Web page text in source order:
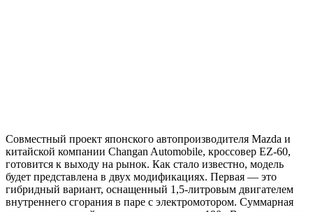
Совместный проект японского автопроизводителя Mazda и
китайской компании Changan Automobile, кроссовер EZ-60,
готовится к выходу на рынок. Как стало известно, модель
будет представлена в двух модификациях. Первая — это
гибридный вариант, оснащенный 1,5-литровым двигателем
внутреннего сгорания в паре с электромотором. Суммарная